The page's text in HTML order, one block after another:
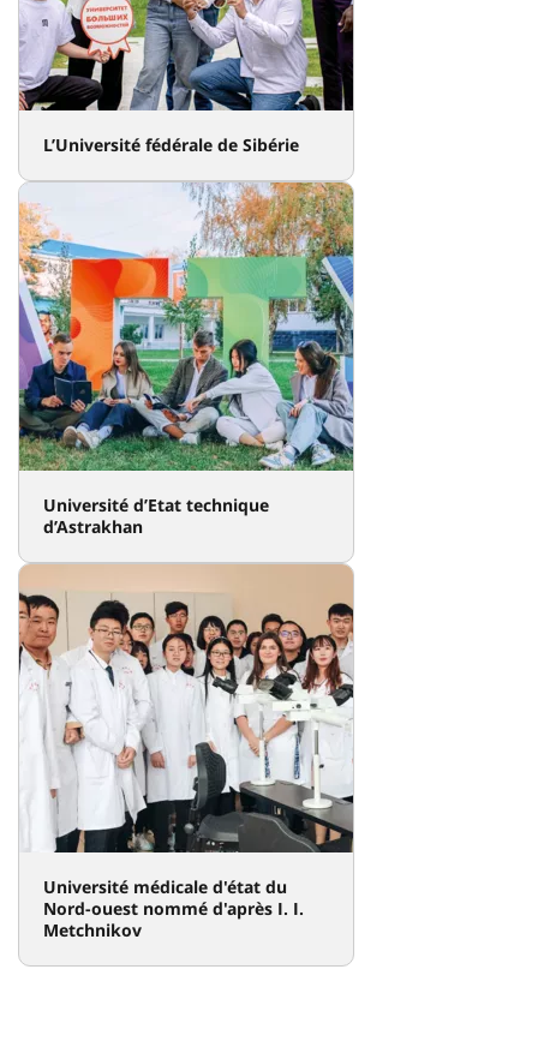
L’Université fédérale de Sibérie
Université d’Etat technique
d’Astrakhan
Université médicale d'état du
Nord-ouest nommé d'après I. I.
Metchnikov